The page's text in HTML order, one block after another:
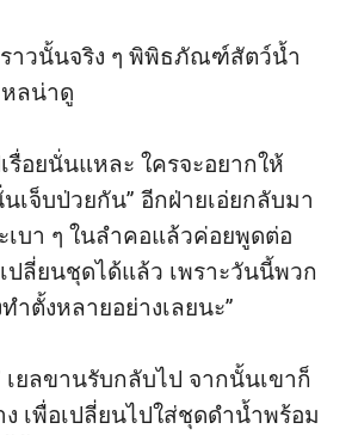
าวนั้นจริง ๆ พิพิธภัณฑ์สัตว์น้ำ
ลน่าดู
รื่อยนั่นแหละ ใครจะอยากให้
เจ็บป่วยกัน” อีกฝ่ายเอ่ยกลับมา
เบา ๆ ในลำคอแล้วค่อยพูดต่อ
ปลี่ยนชุดได้แล้ว เพราะวันนี้พวก
ำตั้งหลายอย่างเลยนะ”
เยลขานรับกลับไป จากนั้นเขาก็
ง เพื่อเปลี่ยนไปใส่ชุดดำน้ำพร้อม